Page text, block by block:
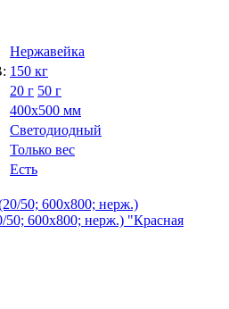
Нержавейка
150 кг
20 г 50 г
400х500 мм
Светодиодный
Только вес
Есть
600х800; нерж.) "Красная